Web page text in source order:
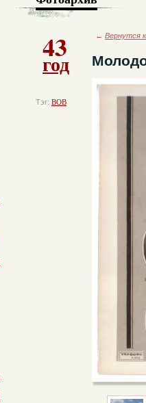
43
год
Тэг: ВОВ
← Вернутся